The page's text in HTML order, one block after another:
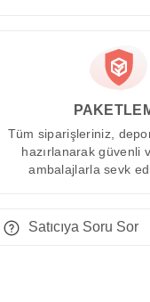
Tüm siparişleriniz,
hazırlanarak güvenli
ambalajlarla sevk
Satıcıya Soru Sor